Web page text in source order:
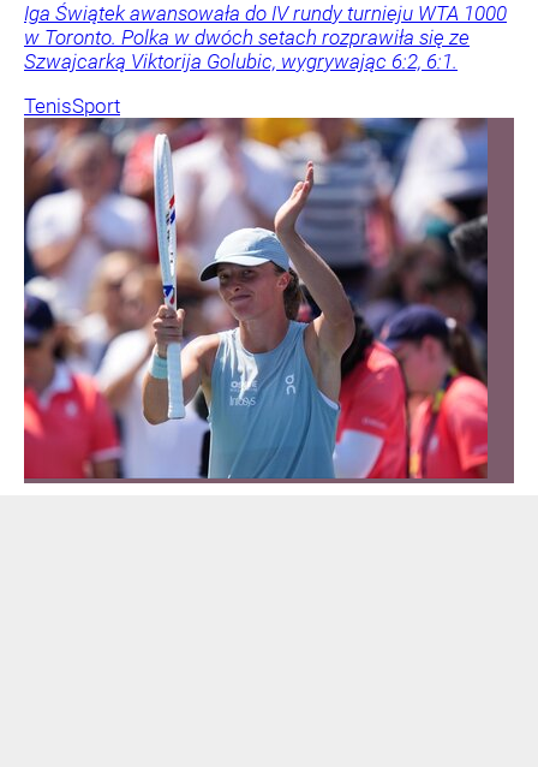
Iga Świątek awansowała do IV rundy turnieju WTA 1000
w Toronto. Polka w dwóch setach rozprawiła się ze
Szwajcarką Viktorija Golubic, wygrywając 6:2, 6:1.
TenisSport